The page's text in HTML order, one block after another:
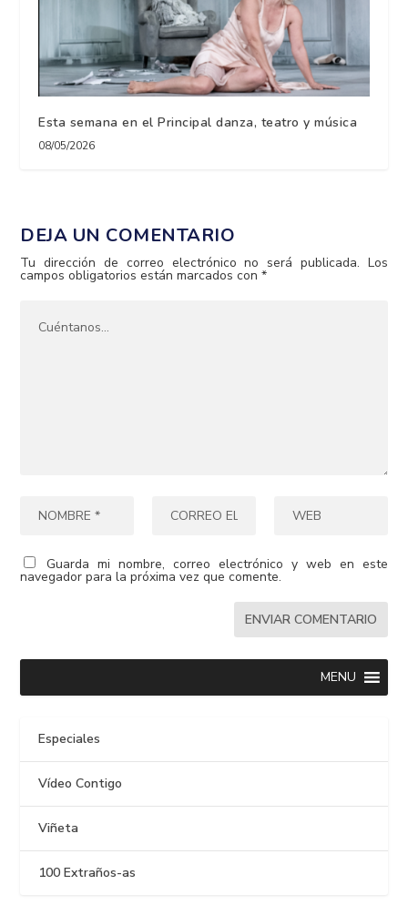
Esta semana en el Principal danza, teatro y música
08/05/2026
DEJA UN COMENTARIO
Tu dirección de correo electrónico no será publicada. Los
campos obligatorios están marcados con*
Guarda mi nombre, correo electrónico y web en este
navegador para la próxima vez que comente.
MENU
Especiales
Vídeo Contigo
Viñeta
100 Extraños-as